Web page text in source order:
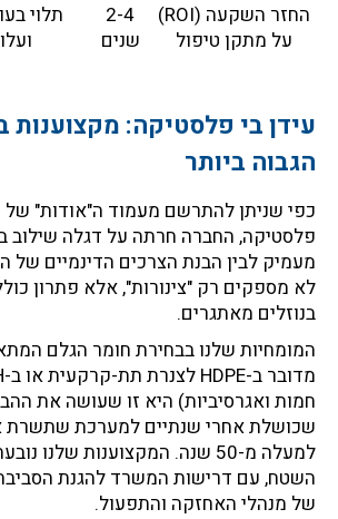
החזר השקעה (ROI)
על מתקן טיפול
2-4
שנים
תלוי
עידן בי פלסטיקה: מקצוענות
הגבוה ביותר
כפי שניתן להתרשם מעמוד ה"אודות" של
פלסטיקה, החברה חרתה על דגלה שילוב
מעמיק לבין הבנת הצרכים הדינמיים של
לא מספקים רק "צינורות", אלא פתרון
בנוזלים מאתגרים.
המומחיות שלנו בבחירת חומר הגלם
חמות ואגרסיביות) היא זו שעושה את
שכושלת אחרי שנתיים למערכת
למעלה מ-50 שנה. המקצוענות שלנו
השטח, עם דרישות המשרד להגנת
של מנהלי האחזקה והתפעול.